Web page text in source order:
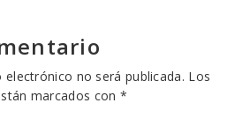
no será publicada. Los
marcados con *